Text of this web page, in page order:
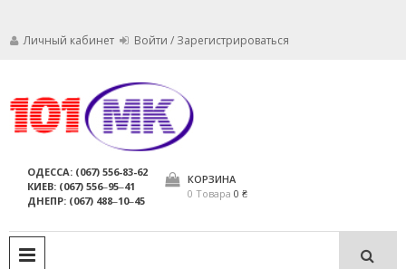
Личный кабинет Войти / Зарегистрироваться
компания МАРКО
пригодны для использования по
назначению.
ОДЕССА: (067) 556-83-62
КИЕВ: (067) 556‒95‒41
ДНЕПР: (067) 488‒10‒45
КОРЗИНА
0 Товара 0 ₴